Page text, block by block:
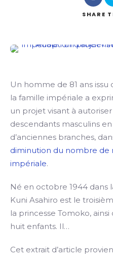
SHARE
Un homme de 81 ans
la famille impériale a
un projet visant à
descendants masculins
d’anciennes branches,
diminution du nombre de
impériale.
Né en octobre 1944 dans
Kuni Asahiro est le
la princesse Tomoko,
huit enfants. Il…
Cet extrait d’article